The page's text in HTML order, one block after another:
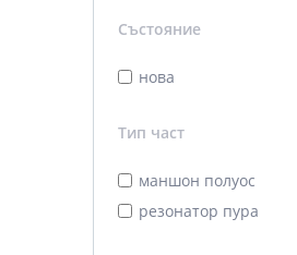
Състояние
нова
Тип част
маншон полуос
резонатор пура